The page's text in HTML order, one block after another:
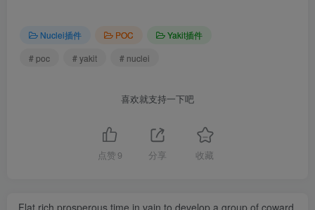
Nuclei插件 POC
Yakit插件
# poc
# yakit # nuclei
喜欢就支持一下吧
点赞 9 分享 收藏
Flat rich prosperous time in vain to develop a group of coward,